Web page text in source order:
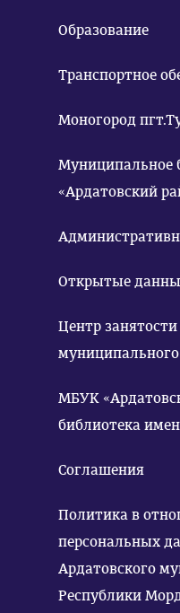
Образование
Транспортное
Моногород
Муниципальное
Открытые
Центр
МБУК
библиотека
Соглашения
Политика в
персональных
Ардатовского
Республики